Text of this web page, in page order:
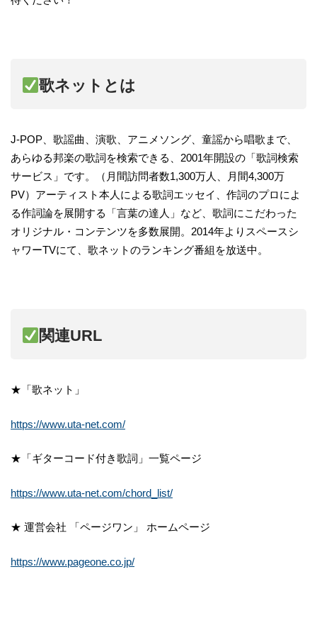
歌ネットとは
J-POP、歌謡曲、演歌、アニメソング、童謡から唱歌まで、
あらゆる邦楽の歌詞を検索できる、2001年開設の「歌詞検索
サービス」です。（月間訪問者数1,300万人、月間4,300万
PV）アーティスト本人による歌詞エッセイ、作詞のプロによ
る作詞論を展開する「言葉の達人」など、歌詞にこだわった
オリジナル・コンテンツを多数展開。2014年よりスペースシ
ャワーTVにて、歌ネットのランキング番組を放送中。
関連URL
★「歌ネット」
https://www.uta-net.com/
★「ギターコード付き歌詞」一覧ページ
https://www.uta-net.com/chord_list/
★ 運営会社 「ページワン」 ホームページ
https://www.pageone.co.jp/